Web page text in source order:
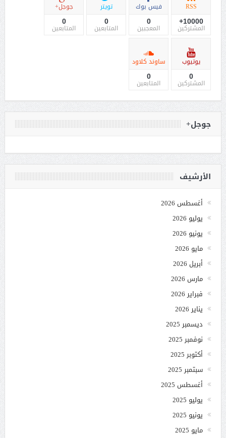
RSS
10000+
المشتركين
فيس بوك
0
المعجبين
تويتر
0
المتابعين
جوجل+
0
المتابعين
يوتيوب
0
المشتركين
ساوند كلاود
0
المتابعين
جوجل+
الأرشيف
أغسطس 2026
يوليو 2026
يونيو 2026
مايو 2026
أبريل 2026
مارس 2026
فبراير 2026
يناير 2026
ديسمبر 2025
نوفمبر 2025
أكتوبر 2025
سبتمبر 2025
أغسطس 2025
يوليو 2025
يونيو 2025
مايو 2025